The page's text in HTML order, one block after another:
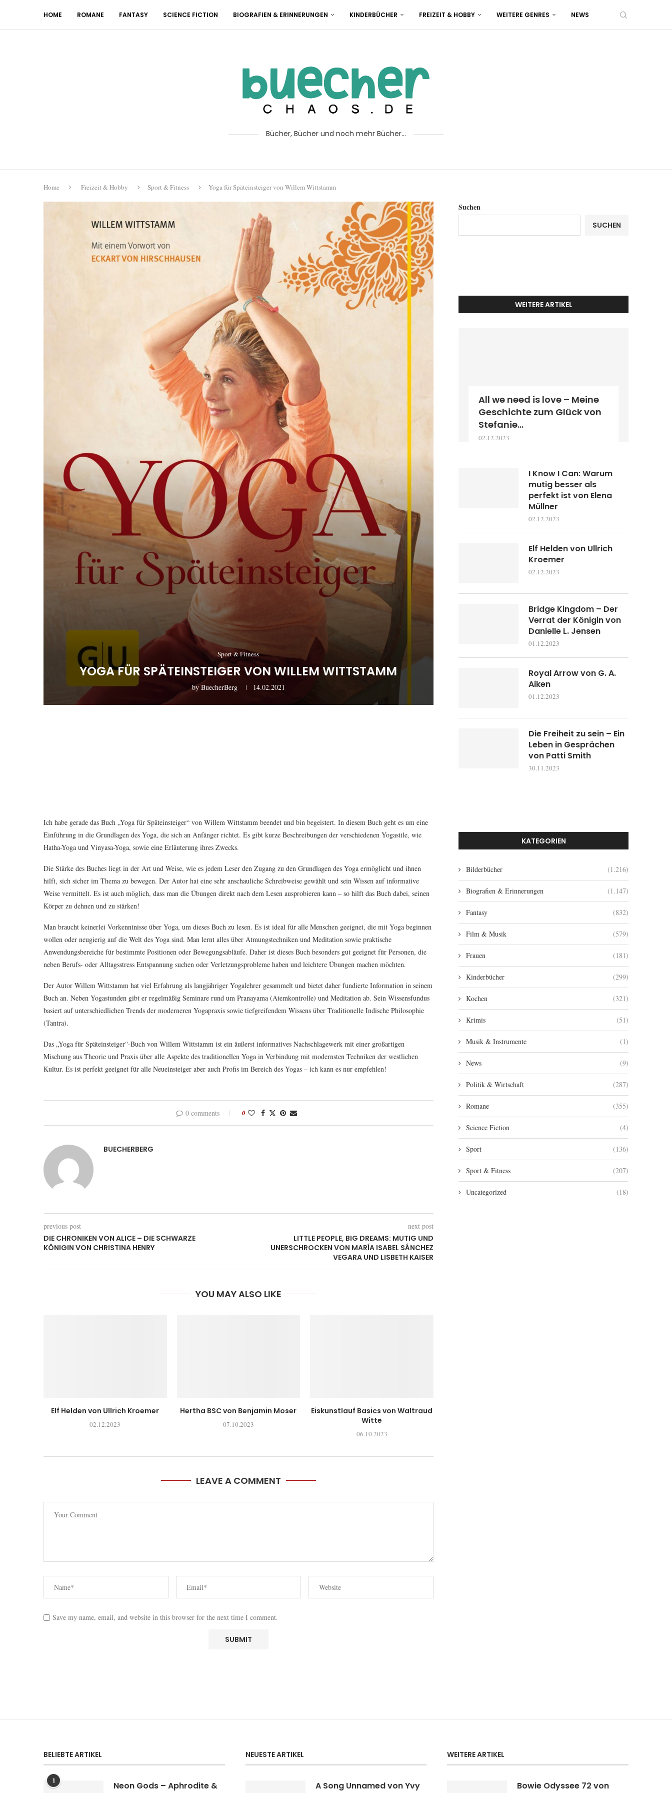
HOME ROMANE FANTASY SCIENCE FICTION BIOGRAFIEN & ERINNERUNGEN KINDERBÜCHER FREIZEIT & HOBBY WEITERE GENRES NEWS
Bücher, Bücher und noch mehr Bücher...
Home Freizeit & Hobby Sport & Fitness Yoga für Späteinsteiger von Willem Wittstamm
Sport & Fitness
YOGA FÜR SPÄTEINSTEIGER VON WILLEM WITTSTAMM
by BuecherBerg 14.02.2021
Ich habe gerade das Buch „Yoga für Späteinsteiger“ von Willem Wittstamm beendet und bin begeistert. In diesem Buch geht es um eine
Einführung in die Grundlagen des Yoga, die sich an Anfänger richtet. Es gibt kurze Beschreibungen der verschiedenen Yogastile, wie
Hatha-Yoga und Vinyasa-Yoga, sowie eine Erläuterung ihres Zwecks.
Die Stärke des Buches liegt in der Art und Weise, wie es jedem Leser den Zugang zu den Grundlagen des Yoga ermöglicht und ihnen
hilft, sich sicher im Thema zu bewegen. Der Autor hat eine sehr anschauliche Schreibweise gewählt und sein Wissen auf informative
Weise vermittelt. Es ist auch möglich, dass man die Übungen direkt nach dem Lesen ausprobieren kann – so hilft das Buch dabei, seinen
Körper zu dehnen und zu stärken!
Man braucht keinerlei Vorkenntnisse über Yoga, um dieses Buch zu lesen. Es ist ideal für alle Menschen geeignet, die mit Yoga beginnen
wollen oder neugierig auf die Welt des Yoga sind. Man lernt alles über Atmungstechniken und Meditation sowie praktische
Anwendungsbereiche für bestimmte Positionen oder Bewegungsabläufe. Daher ist dieses Buch besonders gut geeignet für Personen, die
neben Berufs- oder Alltagsstress Entspannung suchen oder Verletzungsprobleme haben und leichtere Übungen machen möchten.
Der Autor Willem Wittstamm hat viel Erfahrung als langjähriger Yogalehrer gesammelt und bietet daher fundierte Information in seinem
Buch an. Neben Yogastunden gibt er regelmäßig Seminare rund um Pranayama (Atemkontrolle) und Meditation ab. Sein Wissensfundus
basiert auf unterschiedlichen Trends der moderneren Yogapraxis sowie tiefgreifendem Wissens über Traditionelle Indische Philosophie
(Tantra).
Das „Yoga für Späteinsteiger“-Buch von Willem Wittstamm ist ein äußerst informatives Nachschlagewerk mit einer großartigen
Mischung aus Theorie und Praxis über alle Aspekte des traditionellen Yoga in Verbindung mit modernsten Techniken der westlichen
Kultur. Es ist perfekt geeignet für alle Neueinsteiger aber auch Profis im Bereich des Yogas – ich kann es nur empfehlen!
0 comments 0
BUECHERBERG
previous post
DIE CHRONIKEN VON ALICE – DIE SCHWARZE
KÖNIGIN VON CHRISTINA HENRY
next post
LITTLE PEOPLE, BIG DREAMS: MUTIG UND
UNERSCHROCKEN VON MARÍA ISABEL SÁNCHEZ
VEGARA UND LISBETH KAISER
YOU MAY ALSO LIKE
Elf Helden von Ullrich Kroemer
02.12.2023
Hertha BSC von Benjamin Moser
07.10.2023
Eiskunstlauf Basics von Waltraud
Witte
06.10.2023
LEAVE A COMMENT
Save my name, email, and website in this browser for the next time I comment.
Suchen
SUCHEN
WEITERE ARTIKEL
All we need is love – Meine
Geschichte zum Glück von
Stefanie...
02.12.2023
I Know I Can: Warum
mutig besser als
perfekt ist von Elena
Müllner
02.12.2023
Elf Helden von Ullrich
Kroemer
02.12.2023
Bridge Kingdom – Der
Verrat der Königin von
Danielle L. Jensen
01.12.2023
Royal Arrow von G. A.
Aiken
01.12.2023
Die Freiheit zu sein – Ein
Leben in Gesprächen
von Patti Smith
30.11.2023
KATEGORIEN
Bilderbücher (1.216)
Biografien & Erinnerungen (1.147)
Fantasy (832)
Film & Musik (579)
Frauen (181)
Kinderbücher (299)
Kochen (321)
Krimis (51)
Musik & Instrumente (1)
News (9)
Politik & Wirtschaft (287)
Romane (355)
Science Fiction (4)
Sport (136)
Sport & Fitness (207)
Uncategorized (18)
BELIEBTE ARTIKEL
1
Neon Gods – Aphrodite &
NEUESTE ARTIKEL
A Song Unnamed von Yvy
WEITERE ARTIKEL
Bowie Odyssee 72 von